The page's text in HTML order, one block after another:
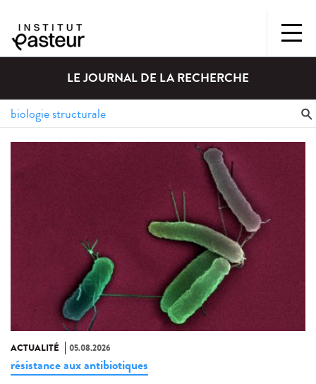
LE JOURNAL DE LA RECHERCHE
ACTUALITÉ 05.08.2026
résistance aux antibiotiques